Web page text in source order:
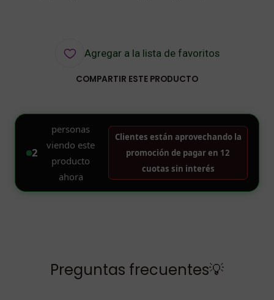
Agregar a la lista de favoritos
COMPARTIR ESTE PRODUCTO
Preguntas frecuentes💡